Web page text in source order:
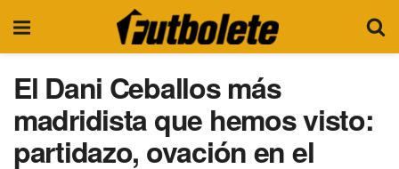
El Dani Ceballos más
madridista que hemos visto:
partidazo, ovación en el